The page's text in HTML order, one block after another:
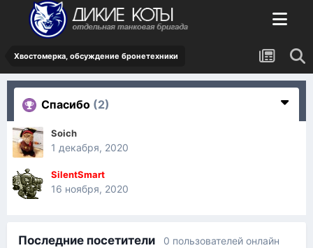
Хвостомерка, обсуждение бронетехники
Спасибо (2)
Soich
1 декабря, 2020
SilentSmart
16 ноября, 2020
Последние посетители 0 пользователей онлайн